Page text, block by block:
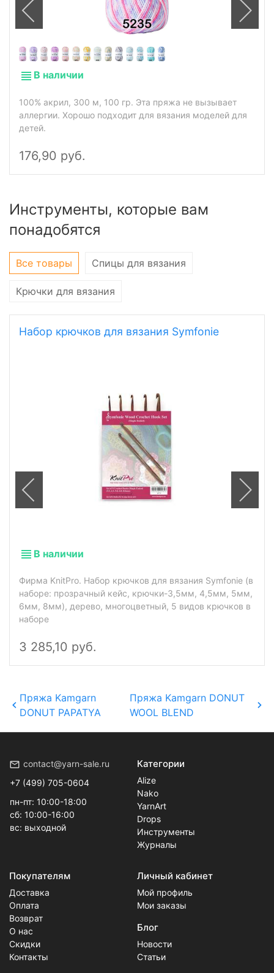
В наличии
100% акрил, 300 м, 100 гр. Эта пряжа не вызывает
аллергии. Хорошо подходит для вязания моделей для
детей.
176,90 руб.
Инструменты, которые вам
понадобятся
Все товары Спицы для вязания
Крючки для вязания
Набор крючков для вязания Symfonie
В наличии
Фирма KnitPro. Набор крючков для вязания Symfonie (в
наборе: прозрачный кейс, крючки-3,5мм, 4,5мм, 5мм,
6мм, 8мм), дерево, многоцветный, 5 видов крючков в
наборе
3 285,10 руб.
Пряжа Kamgarn
DONUT PAPATYA
Пряжа Kamgarn DONUT
WOOL BLEND
contact@yarn-sale.ru
+7 (499) 705-0604
пн-пт: 10:00-18:00
сб: 10:00-16:00
вс: выходной
Категории
Alize
Nako
YarnArt
Drops
Инструменты
Журналы
Покупателям
Доставка
Оплата
Возврат
О нас
Скидки
Контакты
Личный кабинет
Мой профиль
Мои заказы
Блог
Новости
Статьи